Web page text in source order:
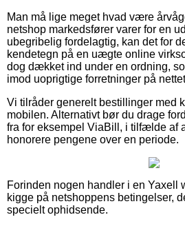
Man må lige meget hvad være
netshop markedsfører varer for en
ubegribelig fordelagtig, kan det for
kendetegn på en uægte online
dog dækket ind under en ordning,
imod uoprigtige forretninger på
Vi tilråder generelt bestillinger med
mobilen. Alternativt bør du drage
fra for eksempel ViaBill, i tilfælde af
honorere pengene over en periode.
Forinden nogen handler i en Yaxell
kigge på netshoppens betingelser,
specielt ophidsende.